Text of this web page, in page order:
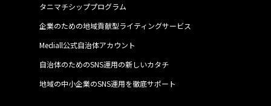
タニマチシッププログラム
企業のための地域貢献型ライティングサービス
Mediall公式自治体アカウント
自治体のためのSNS運用の新しいカタチ
地域の中小企業のSNS運用を徹底サポート